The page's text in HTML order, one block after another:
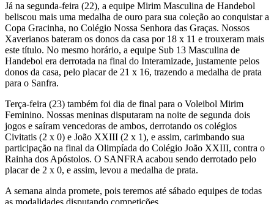
Já na segunda-feira (22), a equipe Mirim Masculina de Handebol
beliscou mais uma medalha de ouro para sua coleção ao conquistar a
Copa Gracinha, no Colégio Nossa Senhora das Graças. Nossos
Xaverianos bateram os donos da casa por 18 x 11 e trouxeram mais
este título. No mesmo horário, a equipe Sub 13 Masculina de
Handebol era derrotada na final do Interamizade, justamente pelos
donos da casa, pelo placar de 21 x 16, trazendo a medalha de prata
para o Sanfra.
Terça-feira (23) também foi dia de final para o Voleibol Mirim
Feminino. Nossas meninas disputaram na noite de segunda dois
jogos e saíram vencedoras de ambos, derrotando os colégios
Civitatis (2 x 0) e João XXIII (2 x 1), e assim, carimbando sua
participação na final da Olimpíada do Colégio João XXIII, contra o
Rainha dos Apóstolos. O SANFRA acabou sendo derrotado pelo
placar de 2 x 0, e assim, levou a medalha de prata.
A semana ainda promete, pois teremos até sábado equipes de todas